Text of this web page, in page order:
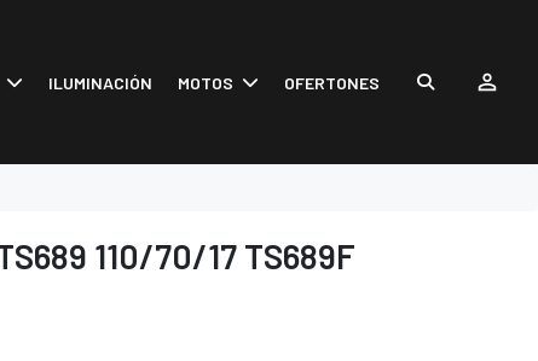
ILUMINACIÓN MOTOS OFERTONES
110/70/17 TS689F